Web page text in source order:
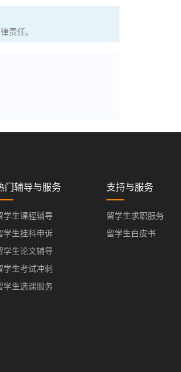
责任。
门辅导与服务
学生课程辅导
学生挂科申诉
学生论文辅导
学生考试冲刺
学生选课服务
支持与服务
留学生求职服务
留学生白皮书